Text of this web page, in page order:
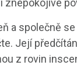
a společně
Její
z rovin